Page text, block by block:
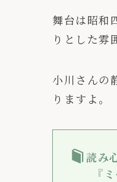
舞台は昭和
りとした雰
小川さんの
りますよ。
読み
『